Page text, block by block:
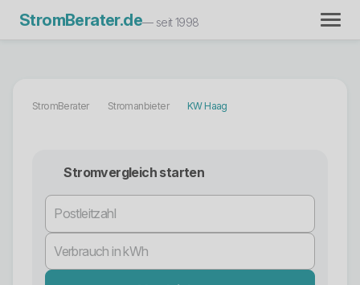
StromBerater.de— seit 1998
StromBerater Stromanbieter KW Haag
Stromvergleich starten